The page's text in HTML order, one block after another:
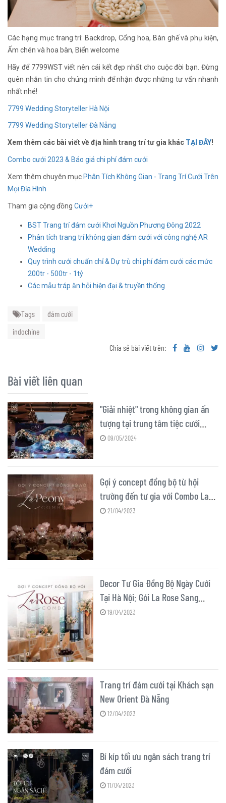
Các hạng mục trang trí: Backdrop, Cổng hoa, Bàn ghế và phụ kiện,
Ấm chén và hoa bàn, Biển welcome
Hãy để 7799WST viết nên cái kết đẹp nhất cho cuộc đời bạn. Đừng
quên nhắn tin cho chúng mình để nhận được những tư vấn nhanh
nhất nhé!
7799 Wedding Storyteller Hà Nội
7799 Wedding Storyteller Đà Nẵng
Xem thêm các bài viết về địa hình trang trí tư gia khác TẠI ĐÂY!
Combo cưới 2023 & Báo giá chi phí đám cưới
Xem thêm chuyên mục Phân Tích Không Gian - Trang Trí Cưới Trên
Mọi Địa Hình
Tham gia cộng đồng Cưới+
BST Trang trí đám cưới Khơi Nguồn Phương Đông 2022
Phân tích trang trí không gian đám cưới với công nghệ AR
Wedding
Quy trình cưới chuẩn chỉ & Dự trù chi phí đám cưới các mức
200tr - 500tr - 1tỷ
Các mẫu tráp ăn hỏi hiện đại & truyền thống
Tags
đám cưới
indochine
Chia sẻ bài viết trên:
Bài viết liên quan
"Giải nhiệt" trong không gian ấn
tượng tại trung tâm tiệc cưới
Golden Phoenix Đà Nẵng
09/05/2024
Gợi ý concept đồng bộ từ hội
trường đến tư gia với Combo La
Peony
21/04/2023
Decor Tư Gia Đồng Bộ Ngày Cưới
Tại Hà Nội: Gói La Rose Sang
Trọng
19/04/2023
Trang trí đám cưới tại Khách sạn
New Orient Đà Nẵng
12/04/2023
Bí kíp tối ưu ngân sách trang trí
đám cưới
11/04/2023